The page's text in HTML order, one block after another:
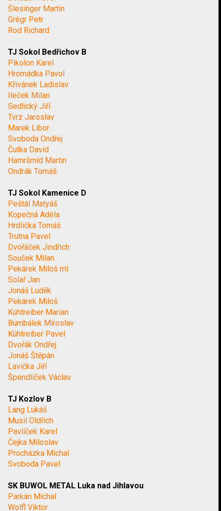
Šlesinger Martin
Grégr Petr
Rod Richard
TJ Sokol Bedřichov B
Pikolon Karel
Hromádka Pavol
Křivánek Ladislav
Ileček Milan
Sedlický Jiří
Tvrz Jaroslav
Marek Libor
Svoboda Ondřej
Čutka David
Hamršmíd Martin
Ondrák Tomáš
TJ Sokol Kamenice D
Peštál Matyáš
Kopečná Adéla
Hrdlička Tomáš
Trutna Pavel
Dvořáček Jindřich
Souček Milan
Pekárek Miloš ml.
Solař Jan
Jonáš Luděk
Pekárek Miloš
Kühtreiber Marian
Bumbálek Miroslav
Kühtreiber Pavel
Dvořák Ondřej
Jonáš Štěpán
Lavička Jiří
Špendlíček Václav
TJ Kozlov B
Lang Lukáš
Musil Oldřich
Pavlíček Karel
Čejka Miloslav
Procházka Michal
Svoboda Pavel
SK BUWOL METAL Luka nad Jihlavou
Parkán Michal
Wolfl Viktor